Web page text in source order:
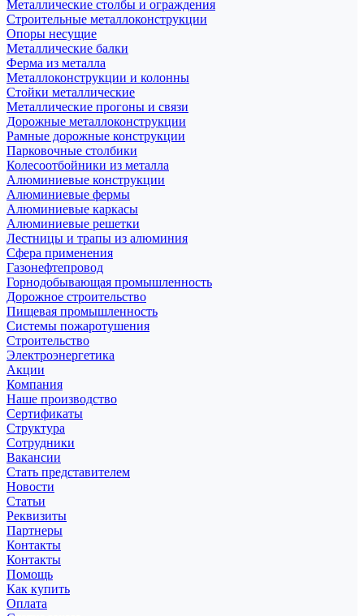
Металлические столбы и ограждения
Строительные металлоконструкции
Опоры несущие
Металлические балки
Ферма из металла
Металлоконструкции и колонны
Стойки металлические
Металлические прогоны и связи
Дорожные металлоконструкции
Рамные дорожные конструкции
Парковочные столбики
Колесоотбойники из металла
Алюминиевые конструкции
Алюминиевые фермы
Алюминиевые каркасы
Алюминиевые решетки
Лестницы и трапы из алюминия
Сфера применения
Газонефтепровод
Горнодобывающая промышленность
Дорожное строительство
Пищевая промышленность
Системы пожаротушения
Строительство
Электроэнергетика
Акции
Компания
Наше производство
Сертификаты
Структура
Сотрудники
Вакансии
Стать представителем
Новости
Статьи
Реквизиты
Партнеры
Контакты
Контакты
Помощь
Как купить
Оплата